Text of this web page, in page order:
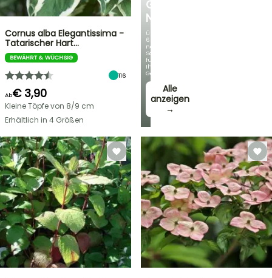
GERMANICA
NEUHEITEN
Über
60
neue
Sorten
für
Ihren
Garten!
Alle
anzeigen
→
Cornus alba Elegantissima -
Tatarischer Hart…
BEWÄHRT & WÜCHSIG
116
Ab€ 3,90
Kleine Töpfe von 8/9 cm
Erhältlich in 4 Größen